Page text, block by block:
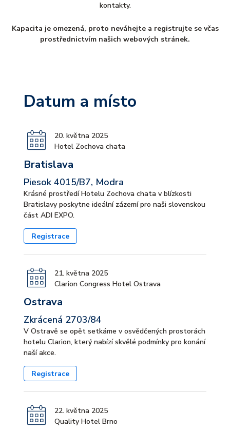
kontakty.
Kapacita je omezená, proto neváhejte a registrujte se včas
prostřednictvím našich webových stránek.
Datum a místo
20. května 2025
Hotel Zochova chata
Bratislava
Piesok 4015/B7, Modra
Krásné prostředí Hotelu Zochova chata v blízkosti
Bratislavy poskytne ideální zázemí pro naši slovenskou
část ADI EXPO.
Registrace
21. května 2025
Clarion Congress Hotel Ostrava
Ostrava
Zkrácená 2703/84
V Ostravě se opět setkáme v osvědčených prostorách
hotelu Clarion, který nabízí skvělé podmínky pro konání
naší akce.
Registrace
22. května 2025
Quality Hotel Brno